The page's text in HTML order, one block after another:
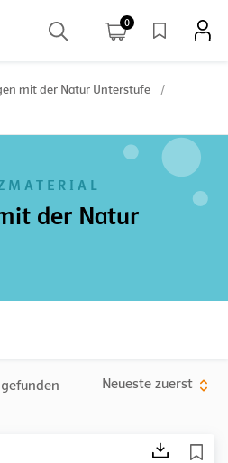
0
mit der Natur Unterstufe
/
der Natur
Neueste zuerst